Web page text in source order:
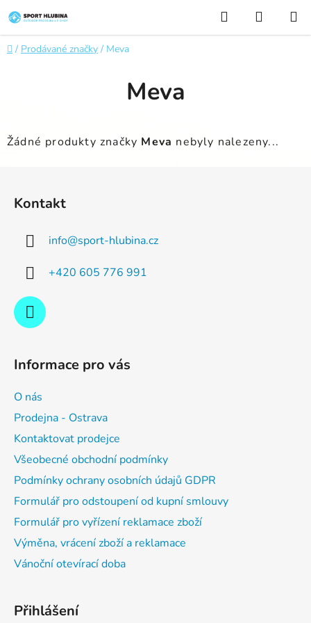
na
obsah
Hledat
KOŠÍK
Domů
/ Prodávané značky / Meva
Meva
Žádné produkty značky Meva nebyly nalezeny...
Kontakt
info@sport-hlubina.cz
+420 605 776 991
Informace pro vás
O nás
Prodejna - Ostrava
Kontaktovat prodejce
Všeobecné obchodní podmínky
Podmínky ochrany osobních údajů GDPR
Formulář pro odstoupení od kupní smlouvy
Formulář pro vyřízení reklamace zboží
Výměna, vrácení zboží a reklamace
Vánoční otevírací doba
Přihlášení